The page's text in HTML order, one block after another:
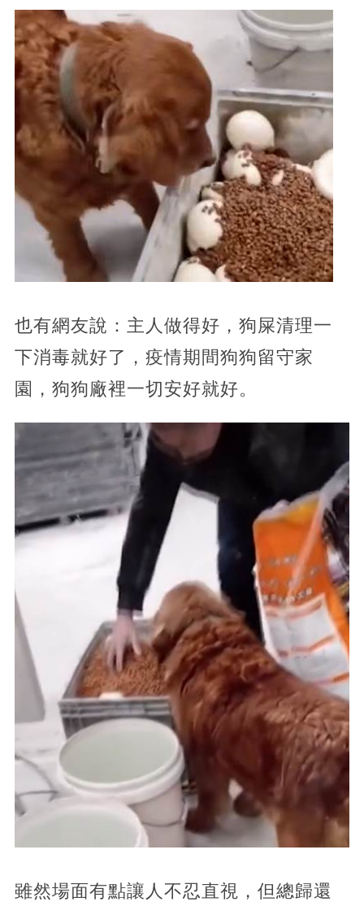
也有網友說：主人做得好，狗屎清理一
下消毒就好了，疫情期間狗狗留守家
園，狗狗廠裡一切安好就好。
雖然場面有點讓人不忍直視，但總歸還